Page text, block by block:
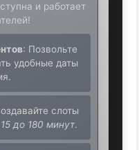
и работает
: Позвольте
удобные даты
слоты
15 до 180 минут.